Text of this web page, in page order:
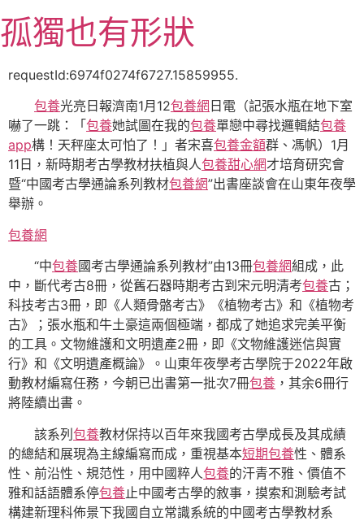
至
主
孤獨也有形狀
requestId:6974f0274f6727.15859955.
包養光亮日報濟南1月12包養網 日電（記張水瓶在地下室
嚇了一跳：「 包養她試圖在我的包養單戀中尋找邏輯結包養
app構！天秤座太可怕了！」者宋喜包養金額群、馮帆）1月
11日，新時期考古學教材扶植與人包養甜心網才培育研究會
暨“中國考古學通論系列教材包養網”出書座談會在山東年夜學
舉辦。
包養網
“中包養國考古學通論系列教材”由13冊包養網組成，此
中，斷代考古8冊，從舊石器時期考古到宋元明清考包養古；
科技考古3冊，即《人類骨骼考古》《植物考古》和《植物考
古》；張水瓶和牛土豪這兩個極端，都成了她追求完美平衡
的工具。文物維護和文明遺產2冊，即《文物維護迷信與實
行》和《文明遺產概論》。山東年夜學考古學院于2022年啟
動教材編寫任務，今朝已出書第一批次7冊包養 ，其余6冊行
將陸續出書。
該系列包養教材保持以百年來我國考古學成長及其成績
的總結和展現為主線編寫而成，重視基本短期包養性、體系
性、前沿性、規范性，用中國粹人包養的汗青不雅、價值不
雅和話語體系停包養止中國考古學的敘事，摸索和測驗考試
構建新理科佈景下我國自立常識系統的中國考古學教材系